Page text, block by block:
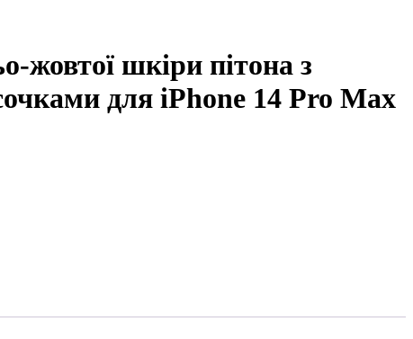
жовтої шкіри пітона з
для iPhone 14 Pro Max